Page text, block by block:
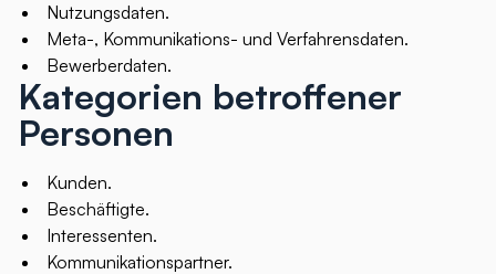
Nutzungsdaten.
Meta-, Kommunikations- und Verfahrensdaten.
Bewerberdaten.
Kategorien betroffener
Personen
Kunden.
Beschäftigte.
Interessenten.
Kommunikationspartner.